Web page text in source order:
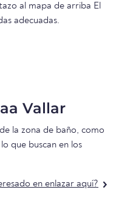
al mapa de arriba El
adecuadas.
Vallar
la zona de baño, como
que buscan en los
en enlazar aquí?